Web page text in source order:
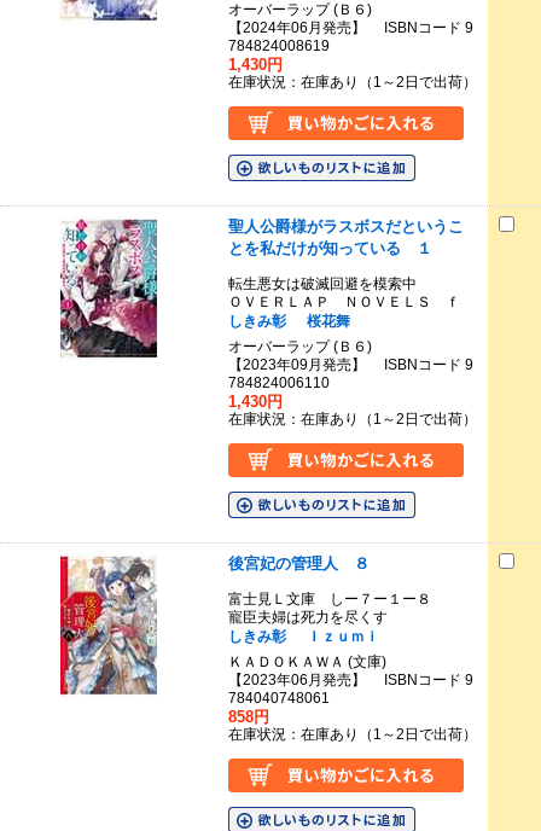
オーバーラップ (Ｂ６)
【2024年06月発売】 ISBNコード 9
784824008619
1,430円
在庫状況：在庫あり（1～2日で出荷）
聖人公爵様がラスボスだというこ
とを私だけが知っている １
転生悪女は破滅回避を模索中
ＯＶＥＲＬＡＰ ＮＯＶＥＬＳ ｆ
しきみ彰
桜花舞
オーバーラップ (Ｂ６)
【2023年09月発売】 ISBNコード 9
784824006110
1,430円
在庫状況：在庫あり（1～2日で出荷）
後宮妃の管理人 ８
富士見Ｌ文庫 しー７ー１ー８
寵臣夫婦は死力を尽くす
しきみ彰
Ｉｚｕｍｉ
ＫＡＤＯＫＡＷＡ (文庫)
【2023年06月発売】 ISBNコード 9
784040748061
858円
在庫状況：在庫あり（1～2日で出荷）